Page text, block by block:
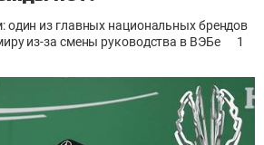
один из главных национальных брендов
из-за смены руководства в ВЭБе
1